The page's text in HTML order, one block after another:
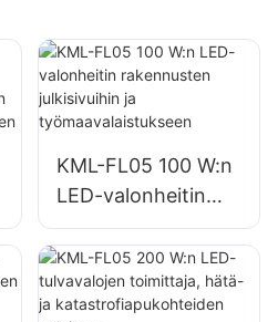
KML-FL05 100 W:n
LED-valonheitin
rakennusten
julkisivuihin ja
työmaavalaistuksee
n